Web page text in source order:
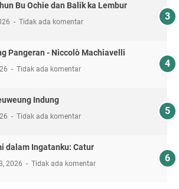
Bu Ochie dan Balik ka Lembur
Tidak ada komentar
Pangeran - Niccolò Machiavelli
Tidak ada komentar
Indung
Tidak ada komentar
dalam Ingatanku: Catur
2026 Tidak ada komentar